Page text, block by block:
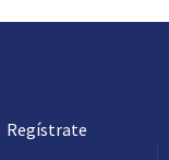
Regístrate